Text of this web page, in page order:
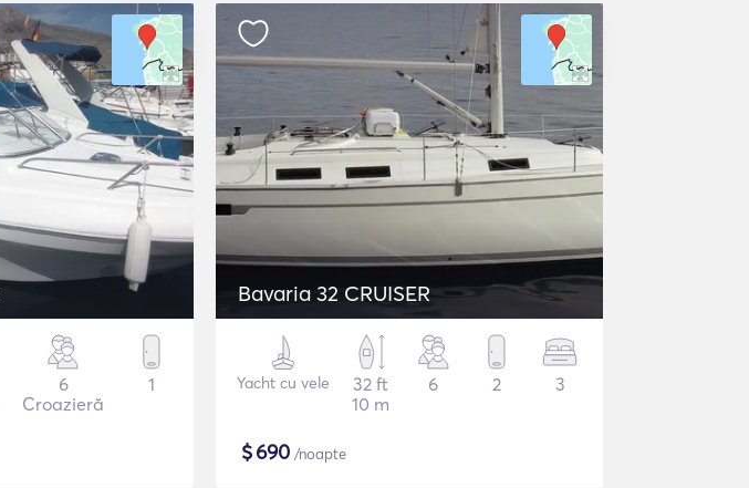
6
Croazieră
1
Bavaria 32 CRUISER
Yacht cu vele
32 ft
10 m
6 2 3
$690 /noapte